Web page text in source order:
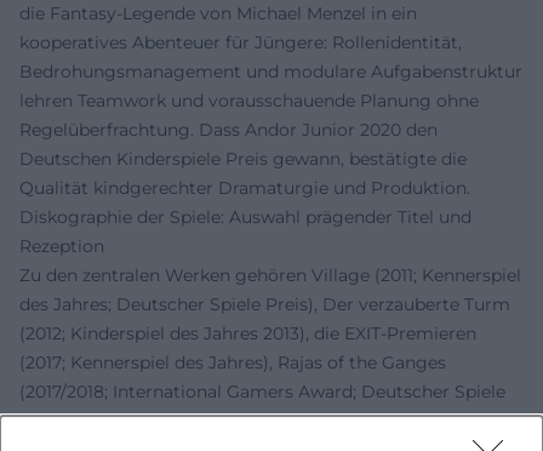
die Fantasy-Legende von Michael Menzel in ein
kooperatives Abenteuer für Jüngere: Rollenidentität,
Bedrohungsmanagement und modulare Aufgabenstruktur
lehren Teamwork und vorausschauende Planung ohne
Regelüberfrachtung. Dass Andor Junior 2020 den
Deutschen Kinderspiele Preis gewann, bestätigte die
Qualität kindgerechter Dramaturgie und Produktion.
Diskographie der Spiele: Auswahl prägender Titel und
Rezeption
Zu den zentralen Werken gehören Village (2011; Kennerspiel
des Jahres; Deutscher Spiele Preis), Der verzauberte Turm
(2012; Kinderspiel des Jahres 2013), die EXIT-Premieren
(2017; Kennerspiel des Jahres), Rajas of the Ganges
(2017/2018; International Gamers Award; Deutscher Spiele
Preis Platz 3) sowie Family- und Junior-Formate. Die